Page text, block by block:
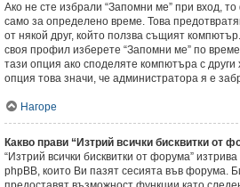
Ако не сте избрали “Запомни ме” при вход,
само за определено време. Това
от някой друг, който ползва същият
своя профил изберете “Запомни ме” по
тази опция ако споделяте компютъра с други
опция това значи, че администратора я е
Нагоре
Какво прави “Изтрий всички бисквитки от
“Изтрий всички бисквитки от форума”
phpBB, които Ви пазят сесията във форума.